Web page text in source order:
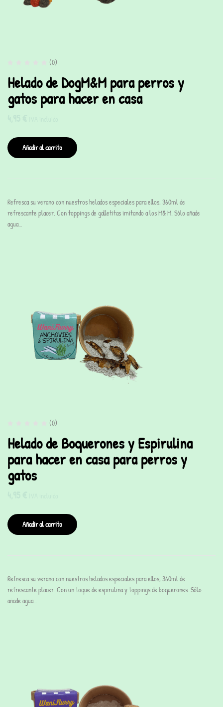
(0)
Helado de DogM&M para perros y
gatos para hacer en casa
Añadir al carrito
Refresca su verano con nuestros helados especiales para ellos, 360ml de
refrescante placer. Con toppings de galletitas imitando a los M& M. Sólo añade
agua…
(0)
Helado de Boquerones y Espirulina
para hacer en casa para perros y
gatos
Añadir al carrito
Refresca su verano con nuestros helados especiales para ellos, 360ml de
refrescante placer. Con un toque de espirulina y toppings de boquerones. Sólo
añade agua…